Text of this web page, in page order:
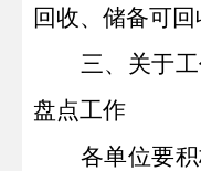
回收、储备可回
三、 关于
盘点工作
各单位要